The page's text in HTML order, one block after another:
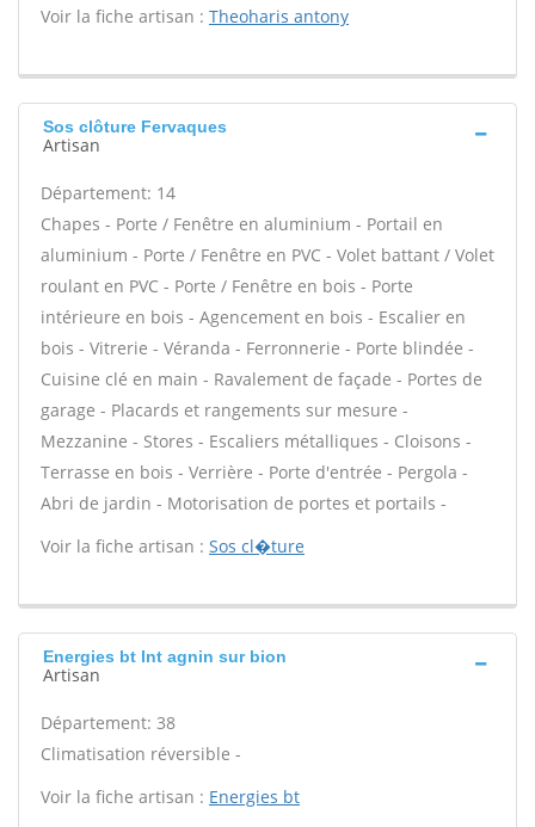
Voir la fiche artisan : Theoharis antony
Sos clôture Fervaques
Artisan
Département: 14
Chapes - Porte / Fenêtre en aluminium - Portail en
aluminium - Porte / Fenêtre en PVC - Volet battant / Volet
roulant en PVC - Porte / Fenêtre en bois - Porte
intérieure en bois - Agencement en bois - Escalier en
bois - Vitrerie - Véranda - Ferronnerie - Porte blindée -
Cuisine clé en main - Ravalement de façade - Portes de
garage - Placards et rangements sur mesure -
Mezzanine - Stores - Escaliers métalliques - Cloisons -
Terrasse en bois - Verrière - Porte d'entrée - Pergola -
Abri de jardin - Motorisation de portes et portails -
Voir la fiche artisan : Sos cl�ture
Energies bt Int agnin sur bion
Artisan
Département: 38
Climatisation réversible -
Voir la fiche artisan : Energies bt